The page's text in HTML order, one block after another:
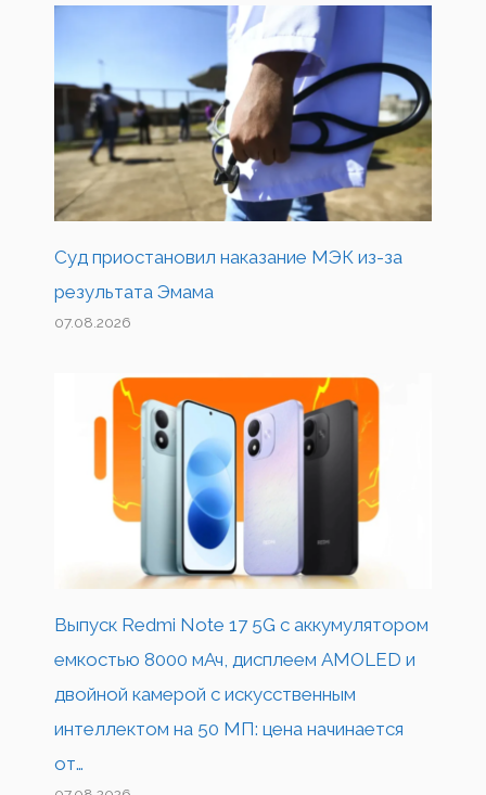
Суд приостановил наказание МЭК из-за
результата Эмама
07.08.2026
Выпуск Redmi Note 17 5G с аккумулятором
емкостью 8000 мАч, дисплеем AMOLED и
двойной камерой с искусственным
интеллектом на 50 МП: цена начинается
от…